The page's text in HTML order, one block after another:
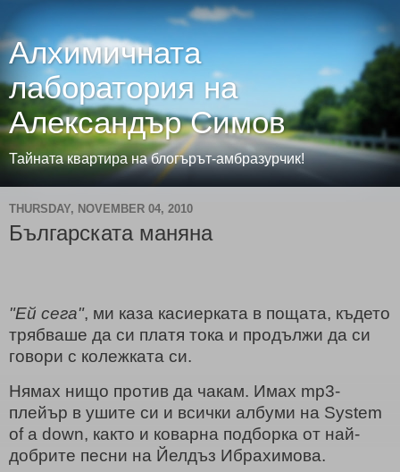
Алхимичната
лаборатория на
Александър Симов
Тайната квартира на блогърът-амбразурчик!
THURSDAY, NOVEMBER 04, 2010
Българската маняна
"Ей сега", ми каза касиерката в пощата, където
трябваше да си платя тока и продължи да си
говори с колежката си.
Нямах нищо против да чакам. Имах mp3-
плейър в ушите си и всички албуми на System
of a down, както и коварна подборка от най-
добрите песни на Йелдъз Ибрахимова.